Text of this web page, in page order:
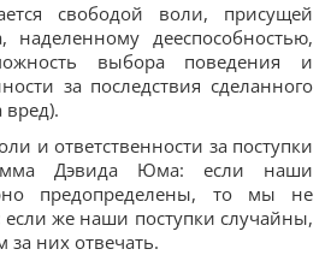
свободой воли, присущей
наделенному дееспособностью,
выбора поведения и
за последствия сделанного
вред).
и ответственности за поступки
Дэвида Юма: если наши
предопределены, то мы не
если же наши поступки случайны,
них отвечать.